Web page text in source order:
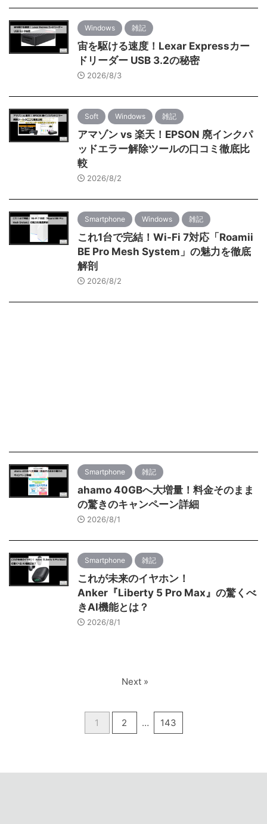
Windows 雑記
宙を駆ける速度！Lexar Expressカー
ドリーダー USB 3.2の秘密
2026/8/3
Soft Windows 雑記
アマゾン vs 楽天！EPSON 廃インクパ
ッドエラー解除ツールの口コミ徹底比
較
2026/8/2
Smartphone Windows 雑記
これ1台で完結！Wi-Fi 7対応「Roamii
BE Pro Mesh System」の魅力を徹底
解剖
2026/8/2
Smartphone 雑記
ahamo 40GBへ大増量！料金そのまま
の驚きのキャンペーン詳細
2026/8/1
Smartphone 雑記
これが未来のイヤホン！
Anker『Liberty 5 Pro Max』の驚くべ
きAI機能とは？
2026/8/1
1 2 … 143
Next »